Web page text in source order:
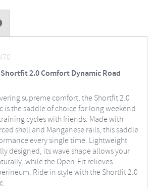
2.0 Comfort Dynamic Road
supreme comfort, the Shortfit 2.0
is the saddle of choice for long weekend
cycles with friends. Made with
shell and Manganese rails, this saddle
every single time. Lightweight
designed, its wave shape allows your
while the Open-Fit relieves
Ride in style with the Shortfit 2.0